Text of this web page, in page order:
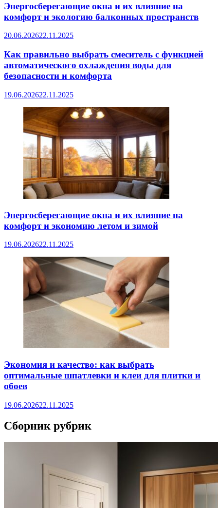
Энергосберегающие окна и их влияние на
комфорт и экологию балконных пространств
20.06.202622.11.2025
Как правильно выбрать смеситель с функцией
автоматического охлаждения воды для
безопасности и комфорта
19.06.202622.11.2025
Энергосберегающие окна и их влияние на
комфорт и экономию летом и зимой
19.06.202622.11.2025
Экономия и качество: как выбрать
оптимальные шпатлевки и клеи для плитки и
обоев
19.06.202622.11.2025
Сборник рубрик